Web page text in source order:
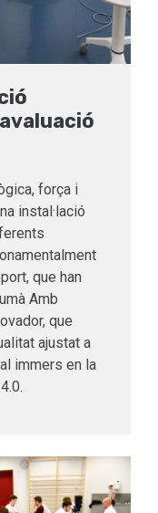
força i
instal·lació
que han
Amb
que
ajustat a
immers en la